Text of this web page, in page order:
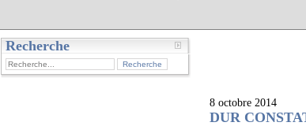
Recherche
8 octobre 2014
DUR